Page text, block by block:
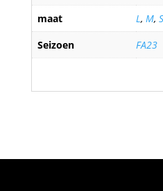
maat
L, M, S
Seizoen
FA23